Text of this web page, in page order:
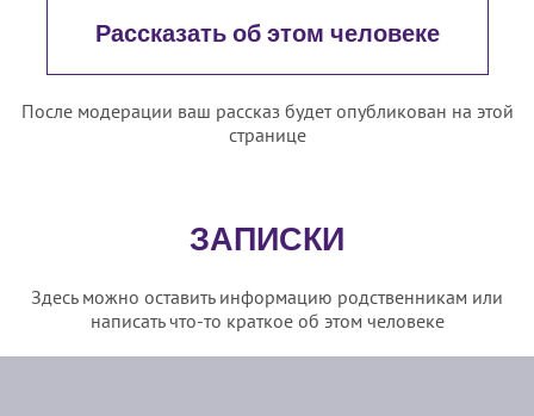
Рассказать об этом человеке
После модерации ваш рассказ будет опубликован на этой
странице
ЗАПИСКИ
Здесь можно оставить информацию родственникам или
написать что-то краткое об этом человеке